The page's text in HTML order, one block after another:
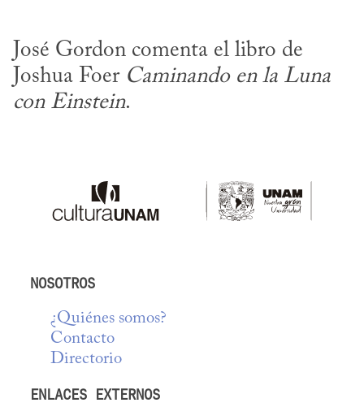
José Gordon comenta el libro de
Joshua Foer Caminando en la Luna
con Einstein.
NOSOTROS
¿Quiénes somos?
Contacto
Directorio
ENLACES EXTERNOS